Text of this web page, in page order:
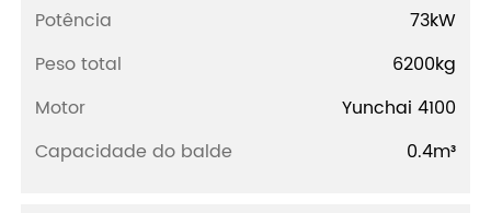
Potência
73kW
Peso total
6200kg
Motor
Yunchai 4100
Capacidade do balde
0.4m³